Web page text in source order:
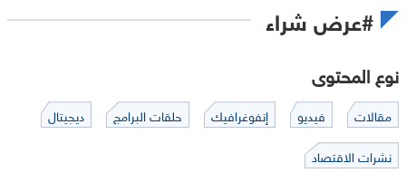
#عرض شراء
نوع المحتوى
مقالات فيديو إنفوغرافيك حلقات البرامج
ديجيتال
نشرات الاقتصاد